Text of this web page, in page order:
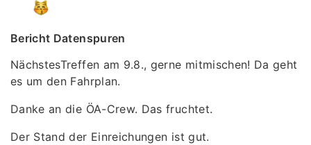
Bericht Datenspuren
NächstesTreffen am 9.8., gerne mitmischen! Da geht
es um den Fahrplan.
Danke an die ÖA-Crew. Das fruchtet.
Der Stand der Einreichungen ist gut.